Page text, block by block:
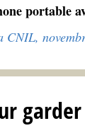
portable
CNIL,